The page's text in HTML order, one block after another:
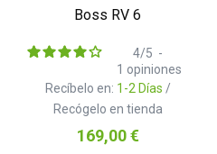
Boss RV 6
Recíbelo en: 1-2 Días /
Recógelo en tienda
4/5 -
1 opiniones
Precio
169,00 €